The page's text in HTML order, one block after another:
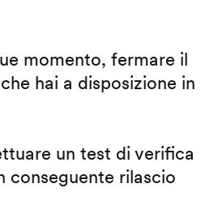
momento, fermare il
hai a disposizione in
un test di verifica
conseguente rilascio